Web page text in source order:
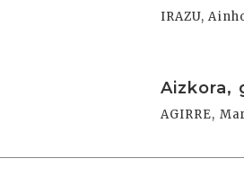
IRAZU,
Aizkora,
AGIRRE,